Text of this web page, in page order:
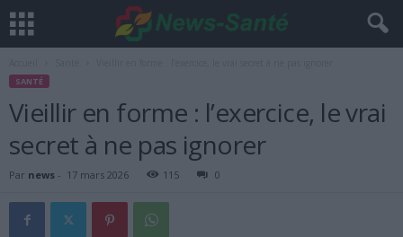
SANTÉ
Vieillir en forme : l’exercice, le vrai
secret à ne pas ignorer
Par news - 17 mars 2026 115 0